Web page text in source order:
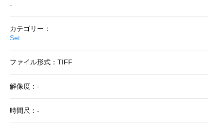
-
カテゴリー：
Set
ファイル形式：TIFF
解像度：-
時間尺：-